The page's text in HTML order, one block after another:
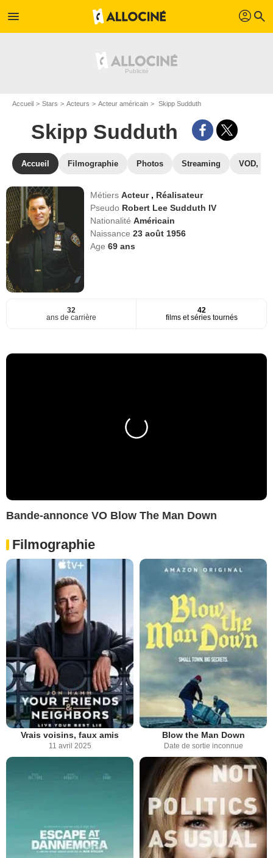
menu profil search
Accueil Stars Acteurs Acteur américain Skipp Sudduth
Skipp Sudduth
Accueil Filmographie Photos Streaming VOD,
MétiersActeur , Réalisateur
Pseudo Robert Lee Sudduth IV
NationalitéAméricain
Naissance23 août 1956
Age69 ans
32
ans de carrière
42
films et séries tournés
Bande-annonce VO Blow The Man Down
Filmographie
Vrais voisins, faux amis
11 avril 2025
Blow the Man Down
Date de sortie inconnue